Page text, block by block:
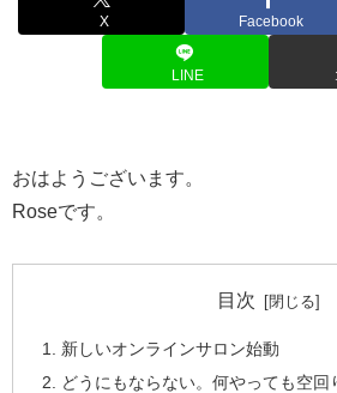
X Facebook
LINE
おはようございます。
Roseです。
目次
新しいオンラインサロン始動
どうにもならない。何やっても空回